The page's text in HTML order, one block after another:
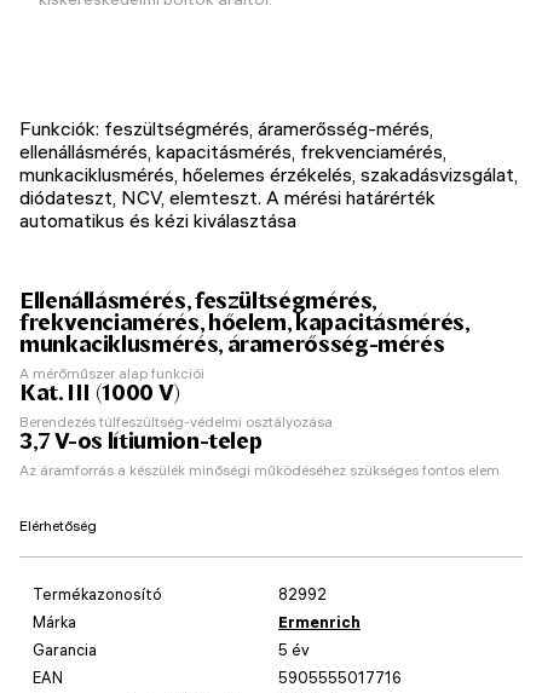
Funkciók: feszültségmérés, áramerősség-mérés,
ellenállásmérés, kapacitásmérés, frekvenciamérés,
munkaciklusmérés, hőelemes érzékelés, szakadásvizsgálat,
diódateszt, NCV, elemteszt. A mérési határérték
automatikus és kézi kiválasztása
Ellenállásmérés, feszültségmérés,
frekvenciamérés, hőelem, kapacitásmérés,
munkaciklusmérés, áramerősség-mérés
A mérőműszer alap funkciói
Kat. III (1000 V)
Berendezés túlfeszültség-védelmi osztályozása
3,7 V-os lítiumion-telep
Az áramforrás a készülék minőségi működéséhez szükséges fontos elem
Elérhetőség
Termékazonosító
82992
Márka
Ermenrich
Garancia
5 év
EAN
5905555017716